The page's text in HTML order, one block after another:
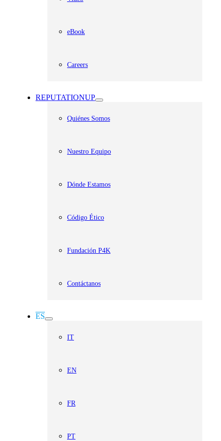
eBook
Careers
REPUTATIONUP
Quiénes Somos
Nuestro Equipo
Dónde Estamos
Código Ético
Fundación P4K
Contáctanos
ES
IT
EN
FR
PT